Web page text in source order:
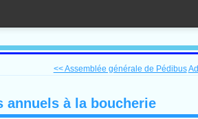
<< Assemblée générale de Pédibus
annuels à la boucherie